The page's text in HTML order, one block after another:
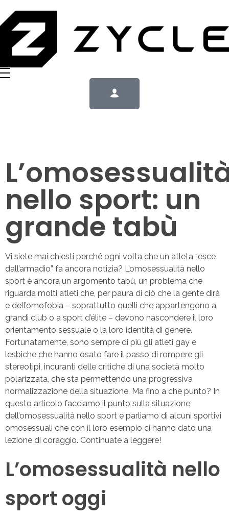
nello sport: un
grande tabù
Vi siete mai chiesti perché ogni volta che un atleta “esce
dall’armadio” fa ancora notizia? L’omosessualità nello
sport è ancora un argomento tabù, un problema che
riguarda molti atleti che, per paura di ciò che la gente dirà
e dell’omofobia – soprattutto quelli che appartengono a
grandi club o a sport d’élite – devono nascondere il loro
orientamento sessuale o la loro identità di genere.
Fortunatamente, sono sempre di più gli atleti gay e
lesbiche che hanno osato fare il passo di rompere gli
stereotipi, incuranti delle critiche di una società molto
polarizzata, che sta permettendo una progressiva
normalizzazione della situazione. Ma fino a che punto? In
questo articolo facciamo il punto sulla situazione
dell’omosessualità nello sport e parliamo di alcuni sportivi
omosessuali che con il loro esempio ci hanno dato una
lezione di coraggio. Continuate a leggere!
L’omosessualità nello
sport oggi